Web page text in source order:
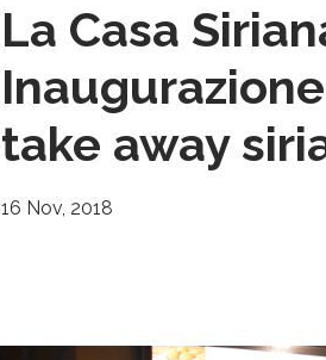
La Casa
take away
16 Nov, 2018